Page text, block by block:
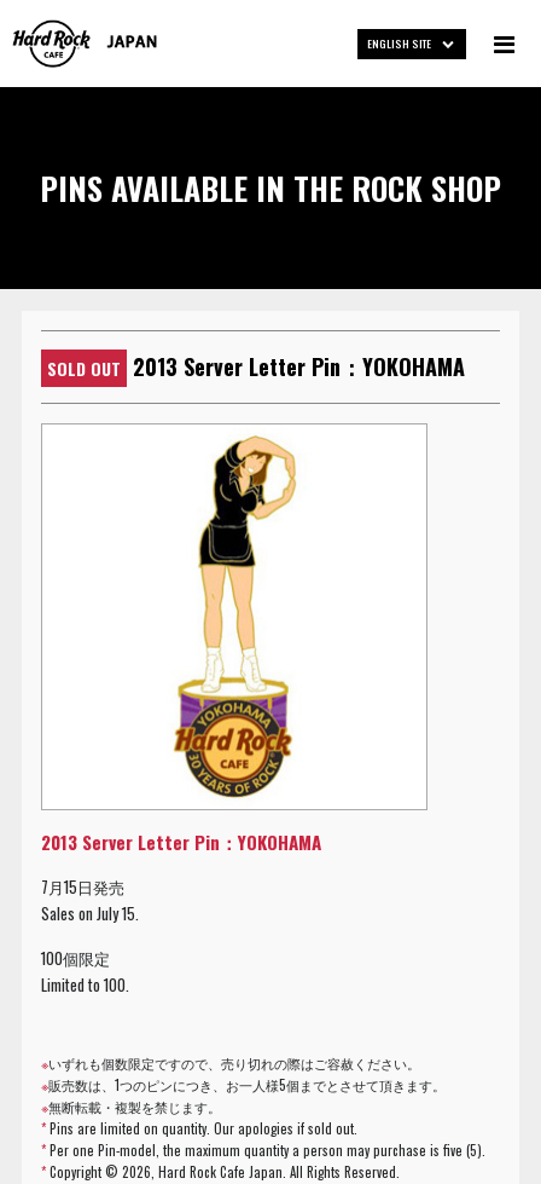
ENGLISH SITE
PINS AVAILABLE IN THE ROCK SHOP
SOLD OUT 2013 Server Letter Pin：YOKOHAMA
2013 Server Letter Pin：YOKOHAMA
7月15日発売
Sales on July 15.
100個限定
Limited to 100.
※いずれも個数限定ですので、売り切れの際はご容赦ください。
※販売数は、1つのピンにつき、お一人様5個までとさせて頂きます。
※無断転載・複製を禁じます。
*Pins are limited on quantity. Our apologies if sold out.
*Per one Pin-model, the maximum quantity a person may purchase is five (5).
*Copyright ©2026, Hard Rock Cafe Japan. All Rights Reserved.